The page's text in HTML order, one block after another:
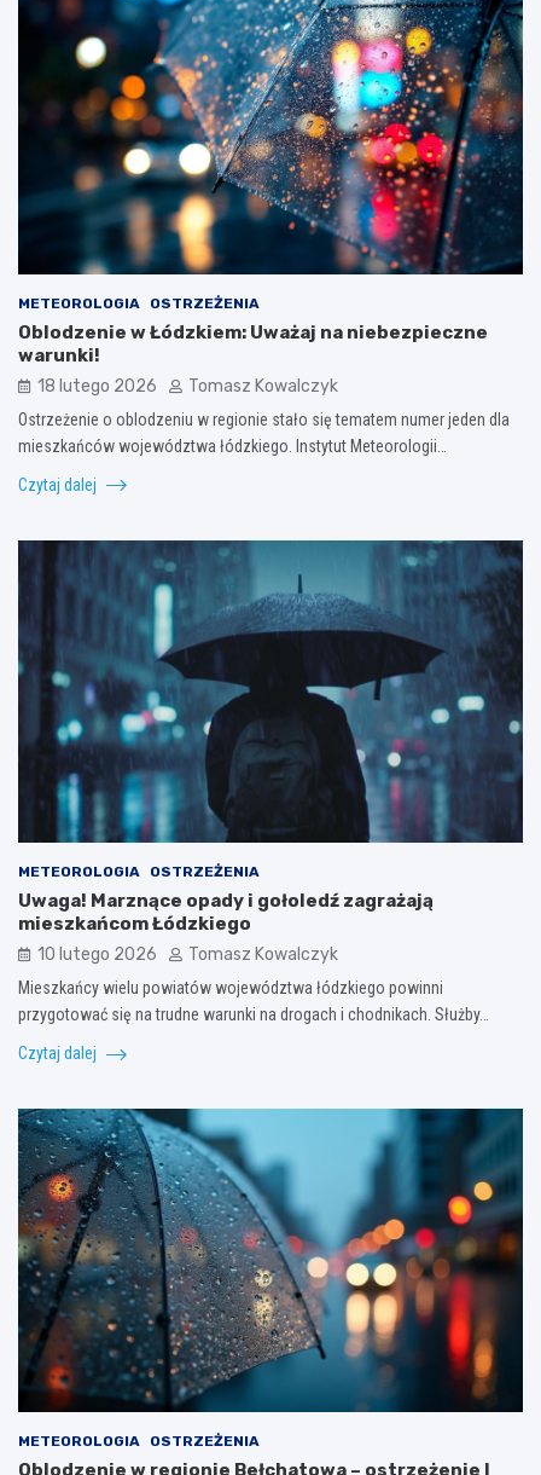
METEOROLOGIA OSTRZEŻENIA
Oblodzenie w Łódzkiem: Uważaj na niebezpieczne
warunki!
18 lutego 2026 Tomasz Kowalczyk
Ostrzeżenie o oblodzeniu w regionie stało się tematem numer jeden dla
mieszkańców województwa łódzkiego. Instytut Meteorologii…
Czytaj dalej
METEOROLOGIA OSTRZEŻENIA
Uwaga! Marznące opady i gołoledź zagrażają
mieszkańcom Łódzkiego
10 lutego 2026 Tomasz Kowalczyk
Mieszkańcy wielu powiatów województwa łódzkiego powinni
przygotować się na trudne warunki na drogach i chodnikach. Służby…
Czytaj dalej
METEOROLOGIA OSTRZEŻENIA
Oblodzenie w regionie Bełchatowa – ostrzeżenie I